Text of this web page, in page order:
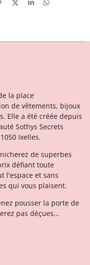
P
g
P
g
P
g
la place
de vêtements, bijoux
Elle a été créée depuis
Sothys Secrets
Ixelles.
de superbes
défiant toute
l'espace et sans
qui vous plaisent.
pousser la porte de
pas déçues...